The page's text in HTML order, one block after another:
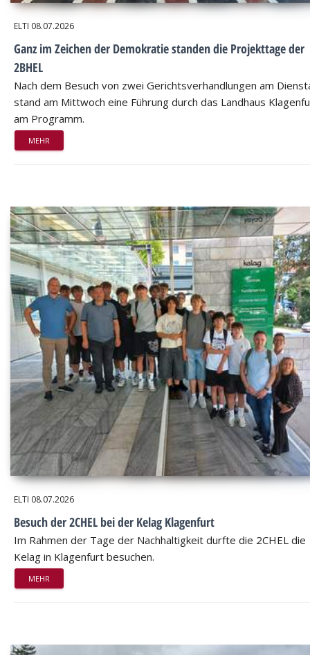
ELTI 08.07.2026
Ganz im Zeichen der Demokratie standen die Projekttage der
2BHEL
Nach dem Besuch von zwei Gerichtsverhandlungen am
stand am Mittwoch eine Führung durch das Landhaus
am Programm.
MEHR
ELTI 08.07.2026
Besuch der 2CHEL bei der Kelag Klagenfurt
Im Rahmen der Tage der Nachhaltigkeit durfte die 2CHEL die
Kelag in Klagenfurt besuchen.
MEHR